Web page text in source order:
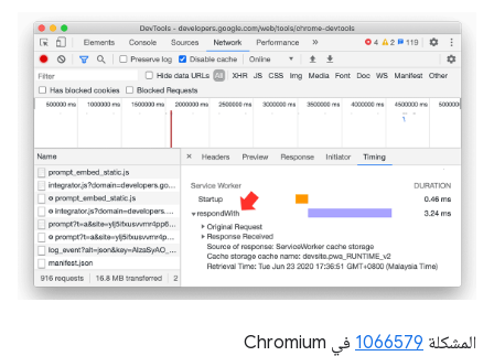
المشكلة 1066579 في Chromium